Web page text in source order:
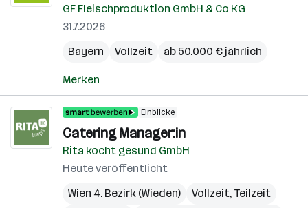
GF Fleischproduktion GmbH & Co KG
31.7.2026
Bayern
Vollzeit ab 50.000 € jährlich
Merken
Einblicke
Catering Manager:in
Rita kocht gesund GmbH
Heute veröffentlicht
Wien 4. Bezirk (Wieden)
Vollzeit, Teilzeit